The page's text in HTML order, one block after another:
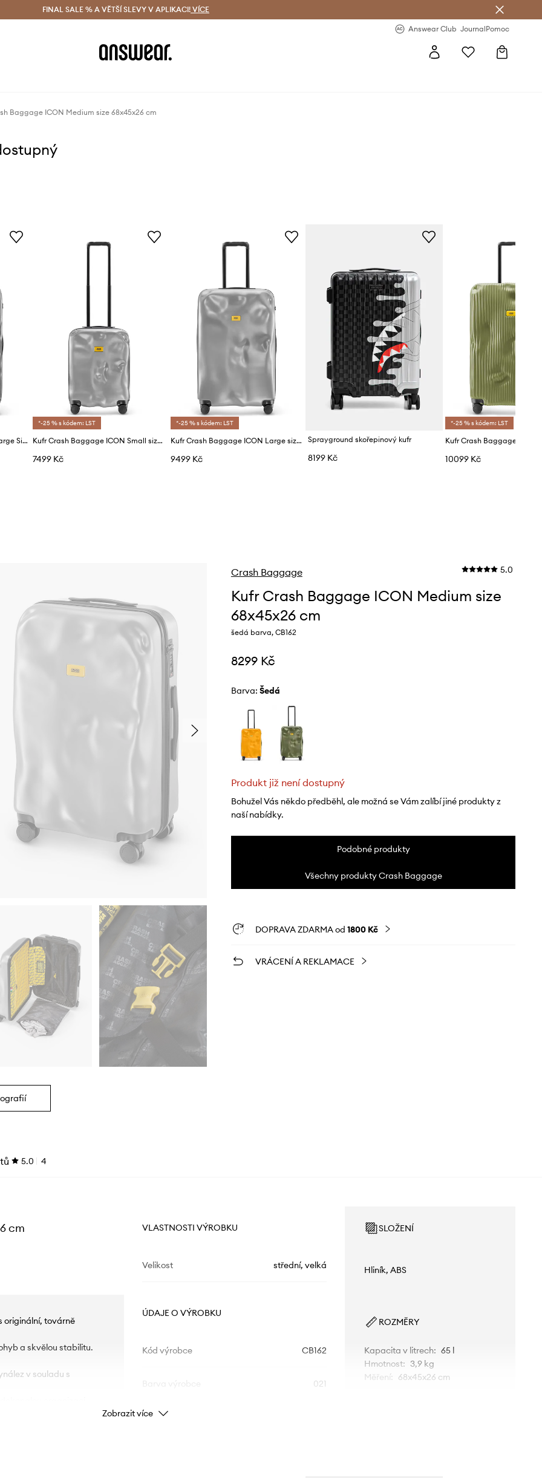
zdarma (od 1800 Kč) Doručení i do 24 h
FINAL SALE % A VĚTŠÍ SLEVY V APLIKACI! VÍCE
Answear Club JournalPomoc
Baggage ICON Medium size 68x45x26 cm
Kufr Crash Baggage STRIPE Large Size 79x50x30 cm
*-25 % s kódem: LST
Kufr Crash Baggage ICON Small size 55x40x22 cm
7499 Kč
*-25 % s kódem: LST
Kufr Crash Baggage ICON Large size 79x50x30 cm
9499 Kč
Sprayground skořepinový kufr
8199 Kč
*-25 % s kódem: LST
10099 Kč
Crash Baggage 5.0
Kufr Crash Baggage ICON Medium size
68x45x26 cm
šedá barva, CB162
8299 Kč
Barva: šedá
Produkt již není dostupný
Bohužel Vás někdo předběhl, ale možná se Vám zalíbí jiné produkty z
naší nabídky.
Podobné produkty
Všechny produkty Crash Baggage
DOPRAVA ZDARMA od 1800 Kč
VRÁCENÍ A REKLAMACE
5.0 4
cm
originální, továrně
a skvělou stabilitu.
v souladu s
VLASTNOSTI VÝROBKU
Velikost střední, velká
ÚDAJE O VÝROBKU
Kód výrobce CB162
021
Barva
SLOŽENÍ
Hliník, ABS
ROZMĚRY
Kapacita v litrech: 65 l
Hmotnost: 3,9 kg
Měření: 68x45x26 cm
Zobrazit více